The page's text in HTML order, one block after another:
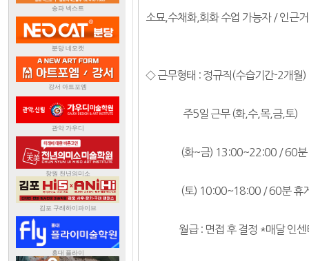
소묘,수채화,회화 수업 가능자 / 인근
◇ 근무형태 : 정규직(수습기간-2개월)
주5일 근무 (화,수,목,금,토)
(화~금) 13:00~22:00 / 60분
(토) 10:00~18:00 / 60분 휴
월급 : 면접 후 결정 *매달 인센티